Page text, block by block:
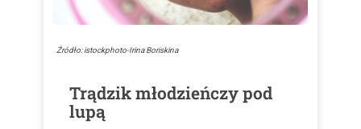
Źródło: istockphoto-Irina Boriskina
Trądzik młodzieńczy pod
lupą